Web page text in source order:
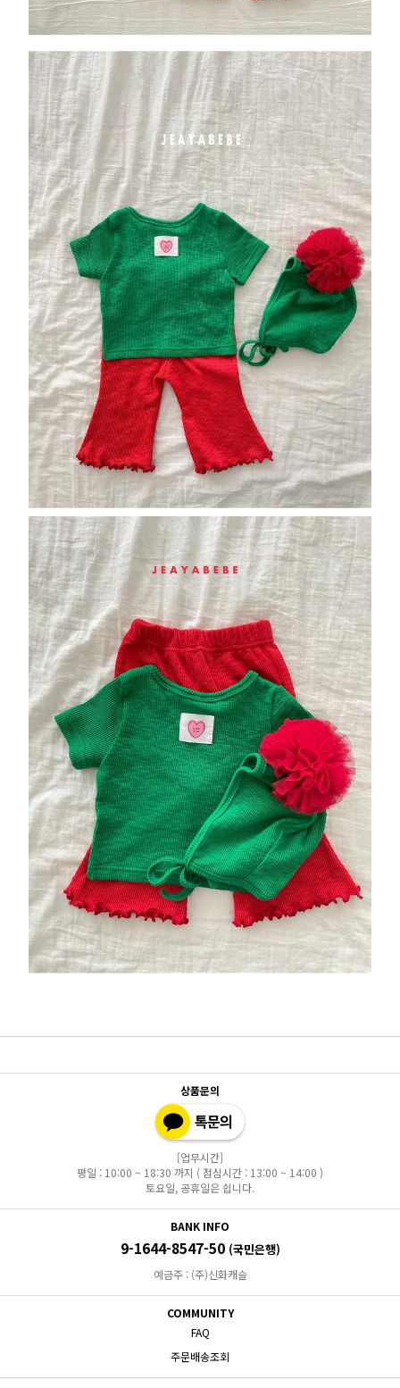
상품문의
[업무시간]
평일 : 10:00 ~ 18:30 까지 ( 점심시간 : 13:00 ~ 14:00 )
토요일, 공휴일은 쉽니다.
BANK INFO
9-1644-8547-50 (국민은행)
예금주 : (주)신화캐슬
COMMUNITY
FAQ
주문배송조회